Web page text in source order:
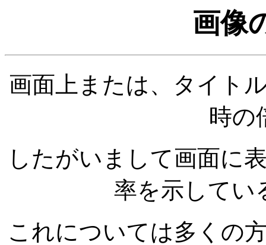
画像
画面上または、タイト
時の
したがいまして画面に
率を示してい
これについては多くの